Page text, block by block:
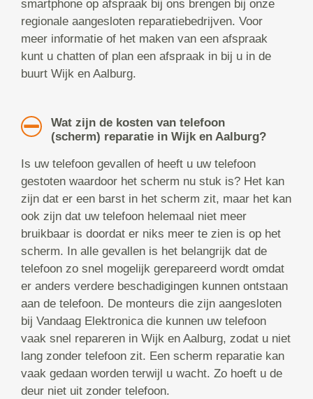
smartphone op afspraak bij ons brengen bij onze
regionale aangesloten reparatiebedrijven. Voor
meer informatie of het maken van een afspraak
kunt u chatten of plan een afspraak in bij u in de
buurt Wijk en Aalburg.
Wat zijn de kosten van telefoon
(scherm) reparatie in Wijk en Aalburg?
Is uw telefoon gevallen of heeft u uw telefoon
gestoten waardoor het scherm nu stuk is? Het kan
zijn dat er een barst in het scherm zit, maar het kan
ook zijn dat uw telefoon helemaal niet meer
bruikbaar is doordat er niks meer te zien is op het
scherm. In alle gevallen is het belangrijk dat de
telefoon zo snel mogelijk gerepareerd wordt omdat
er anders verdere beschadigingen kunnen ontstaan
aan de telefoon. De monteurs die zijn aangesloten
bij Vandaag Elektronica die kunnen uw telefoon
vaak snel repareren in Wijk en Aalburg, zodat u niet
lang zonder telefoon zit. Een scherm reparatie kan
vaak gedaan worden terwijl u wacht. Zo hoeft u de
deur niet uit zonder telefoon.